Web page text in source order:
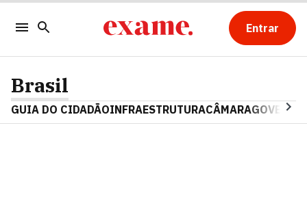
Entrar
Brasil
GUIA DO CIDADÃOINFRAESTRUTURACÂMARAGOVERNO